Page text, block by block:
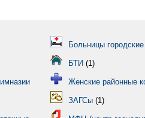
Больницы городские
БТИ (1)
Женские районные
ЗАГСы (1)